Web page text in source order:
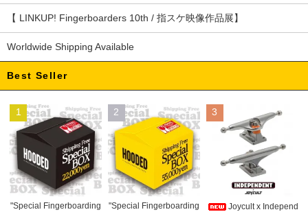
【 LINKUP! Fingerboarders 10th / 指スケ映像作品展】
Worldwide Shipping Available
Best Seller
1
"Special Fingerboarding
2
"Special Fingerboarding
3
Joycult x Independ